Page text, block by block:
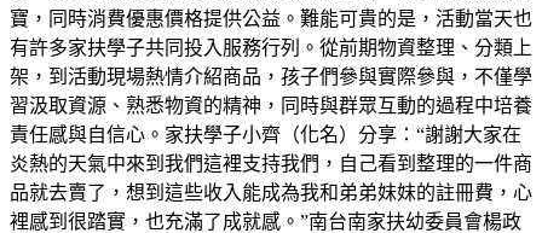
寶，同時消費優惠價格提供公益。難能可貴的是，活動當天也
有許多家扶學子共同投入服務行列。從前期物資整理、分類上
架，到活動現場熱情介紹商品，孩子們參與實際參與，不僅學
習汲取資源、熟悉物資的精神，同時與群眾互動的過程中培養
責任感與自信心。家扶學子小齊（化名）分享：“謝謝大家在
炎熱的天氣中來到我們這裡支持我們，自己看到整理的一件商
品就去賣了，想到這些收入能成為我和弟弟妹妹的註冊費，心
裡感到很踏實，也充滿了成就感。”南台南家扶幼委員會楊政